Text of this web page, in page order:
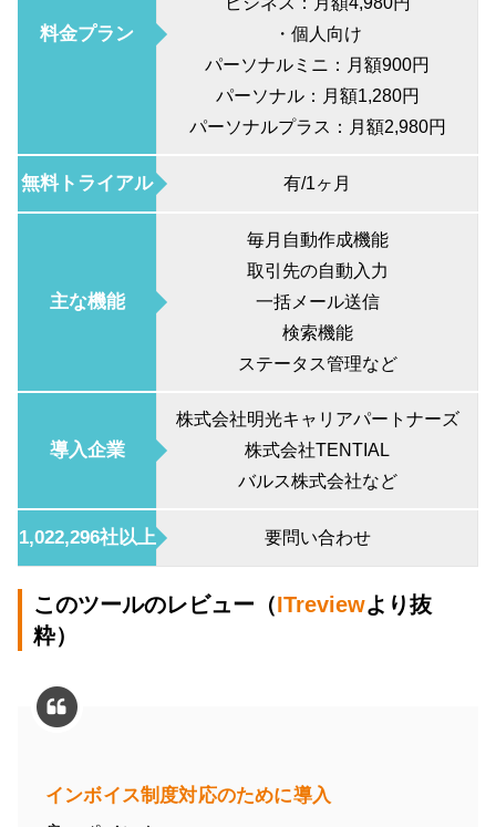
料金プラン
・個人向け
パーソナルミニ：月額900円
パーソナル：月額1,280円
パーソナルプラス：月額2,980円
無料トライアル 有/1ヶ月
主な機能
毎月自動作成機能
取引先の自動入力
一括メール送信
検索機能
ステータス管理など
導入企業
株式会社明光キャリアパートナーズ
株式会社TENTIAL
バルス株式会社など
1,022,296社以上 要問い合わせ
このツールのレビュー（ITreviewより抜
粋）
インボイス制度対応のために導入